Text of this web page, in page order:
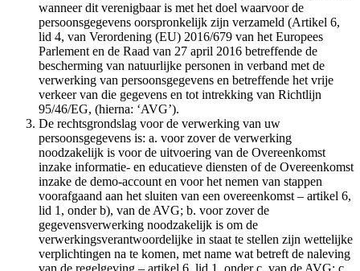
wanneer dit verenigbaar is met het doel waarvoor de
persoonsgegevens oorspronkelijk zijn verzameld (Artikel 6,
lid 4, van Verordening (EU) 2016/679 van het Europees
Parlement en de Raad van 27 april 2016 betreffende de
bescherming van natuurlijke personen in verband met de
verwerking van persoonsgegevens en betreffende het vrije
verkeer van die gegevens en tot intrekking van Richtlijn
95/46/EG, (hierna: ‘AVG’).
De rechtsgrondslag voor de verwerking van uw
persoonsgegevens is: a. voor zover de verwerking
noodzakelijk is voor de uitvoering van de Overeenkomst
inzake informatie- en educatieve diensten of de Overeenkomst
inzake de demo-account en voor het nemen van stappen
voorafgaand aan het sluiten van een overeenkomst – artikel 6,
lid 1, onder b), van de AVG; b. voor zover de
gegevensverwerking noodzakelijk is om de
verwerkingsverantwoordelijke in staat te stellen zijn wettelijke
verplichtingen na te komen, met name wat betreft de naleving
van de regelgeving – artikel 6, lid 1, onder c, van de AVG; c.